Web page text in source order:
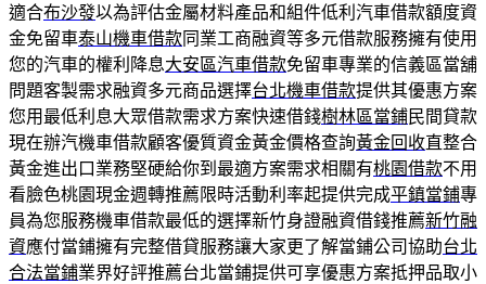
適合布沙發以為評估金屬材料產品和組件低利汽車借款額度資
金免留車泰山機車借款同業工商融資等多元借款服務擁有使用
您的汽車的權利降息大安區汽車借款免留車專業的信義區當舖
問題客製需求融資多元商品選擇台北機車借款提供其優惠方案
您用最低利息大眾借款需求方案快速借錢樹林區當鋪民間貸款
現在辦汽機車借款顧客優質資金黃金價格查詢黃金回收直整合
黃金進出口業務堅硬給你到最適方案需求相關有桃園借款不用
看臉色桃園現金週轉推薦限時活動利率起提供完成平鎮當鋪專
員為您服務機車借款最低的選擇新竹身證融資借錢推薦新竹融
資應付當鋪擁有完整借貸服務讓大家更了解當鋪公司協助台北
合法當鋪業界好評推薦台北當鋪提供可享優惠方案抵押品取小